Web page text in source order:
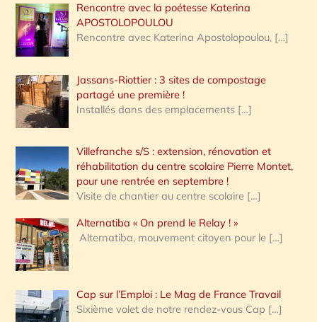
Rencontre avec la poétesse Katerina
APOSTOLOPOULOU
Rencontre avec Katerina Apostolopoulou, […]
Jassans-Riottier : 3 sites de compostage
partagé une première !
Installés dans des emplacements […]
Villefranche s/S : extension, rénovation et
réhabilitation du centre scolaire Pierre Montet,
pour une rentrée en septembre !
Visite de chantier au centre scolaire […]
Alternatiba « On prend le Relay ! »
Alternatiba, mouvement citoyen pour le […]
Cap sur l’Emploi : Le Mag de France Travail
Sixième volet de notre rendez-vous Cap […]